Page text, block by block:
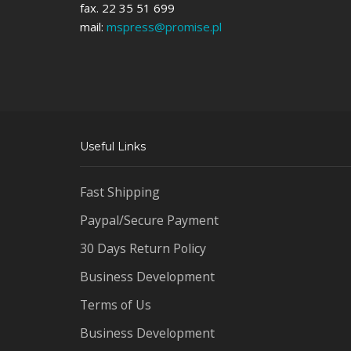
fax. 22 35 51 699
mail: mspress@promise.pl
Useful Links
Fast Shipping
Paypal/Secure Payment
30 Days Return Policy
Business Development
Terms of Us
Business Development